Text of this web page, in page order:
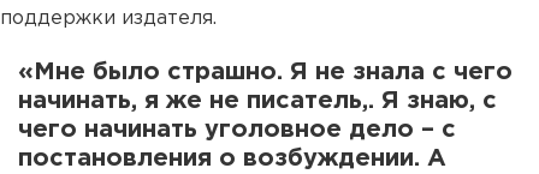
поддержки издателя.
«Мне было страшно. Я не знала с чего
начинать, я же не писатель,. Я знаю, с
чего начинать уголовное дело – с
постановления о возбуждении. А